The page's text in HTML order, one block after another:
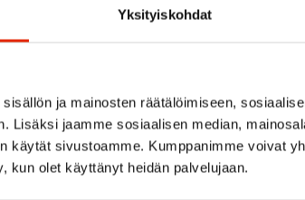
Yksityiskohdat
ja mainosten räätälöimiseen,
Lisäksi jaamme sosiaalisen median,
käytät sivustoamme. Kumppanimme voivat
kun olet käyttänyt heidän palvelujaan.
Recommended for